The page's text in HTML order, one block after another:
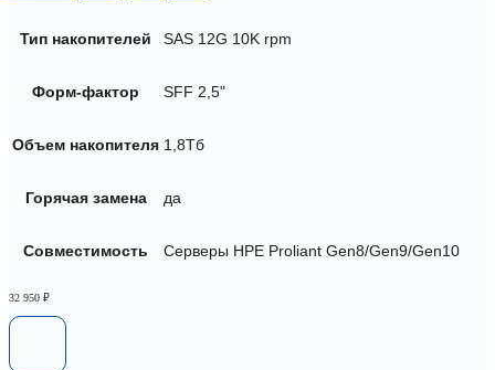
Тип накопителей SAS 12G 10K rpm
Форм-фактор SFF 2,5"
Объем накопителя 1,8Тб
Горячая замена да
Совместимость Серверы HPE Proliant Gen8/Gen9/Gen10
32 950 ₽